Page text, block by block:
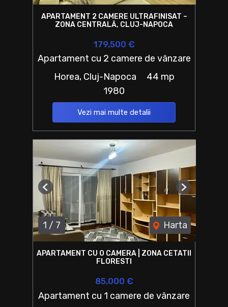
APARTAMENT 2 CAMERE ULTRAFINISAT –
ZONA CENTRALĂ, CLUJ-NAPOCA
179,500 €
Apartament cu 2 camere de vânzare
Horea, Cluj-Napoca
44 mp
1980
Vezi mai multe detalii
1 / 7 Harta
Previous Next
APARTAMENT CU O CAMERA | ZONA CETATII
FLORESTI
85,000 €
Apartament cu 1 camere de vânzare